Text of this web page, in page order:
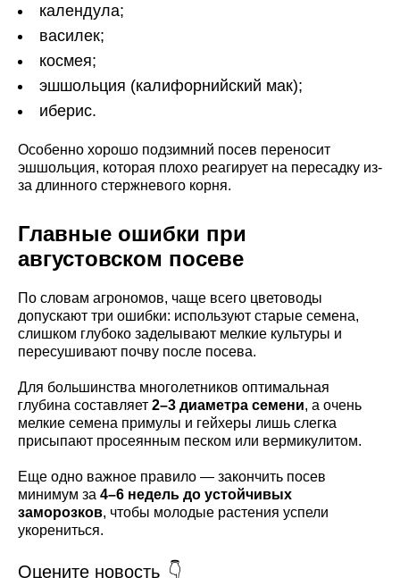
календула;
василек;
космея;
эшшольция (калифорнийский мак);
иберис.
Особенно хорошо подзимний посев переносит
эшшольция, которая плохо реагирует на пересадку из-
за длинного стержневого корня.
Главные ошибки при
августовском посеве
По словам агрономов, чаще всего цветоводы
допускают три ошибки: используют старые семена,
слишком глубоко заделывают мелкие культуры и
пересушивают почву после посева.
Для большинства многолетников оптимальная
глубина составляет 2–3 диаметра семени, а очень
мелкие семена примулы и гейхеры лишь слегка
присыпают просеянным песком или вермикулитом.
Еще одно важное правило — закончить посев
минимум за 4–6 недель до устойчивых
заморозков, чтобы молодые растения успели
укорениться.
Оцените новость